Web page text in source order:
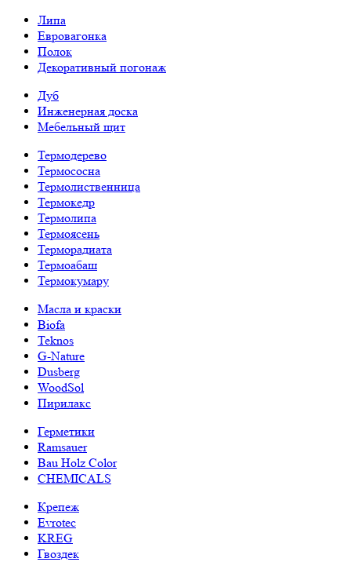
Липа
Евровагонка
Полок
Декоративный погонаж
Дуб
Инженерная доска
Мебельный щит
Термодерево
Термососна
Термолиственница
Термокедр
Термолипа
Термоясень
Терморадиата
Термоабаш
Термокумару
Масла и краски
Biofa
Teknos
G-Nature
Dusberg
WoodSol
Пирилакс
Герметики
Ramsauer
Bau Holz Color
CHEMICALS
Крепеж
Evrotec
KREG
Гвоздек